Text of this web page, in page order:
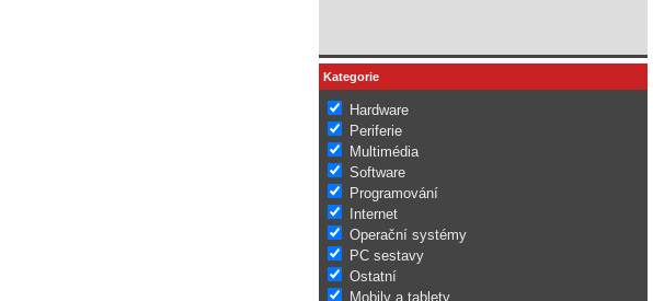
Kategorie
Hardware
Periferie
Multimédia
Software
Programování
Internet
Operační systémy
PC sestavy
Ostatní
Mobily a tablety